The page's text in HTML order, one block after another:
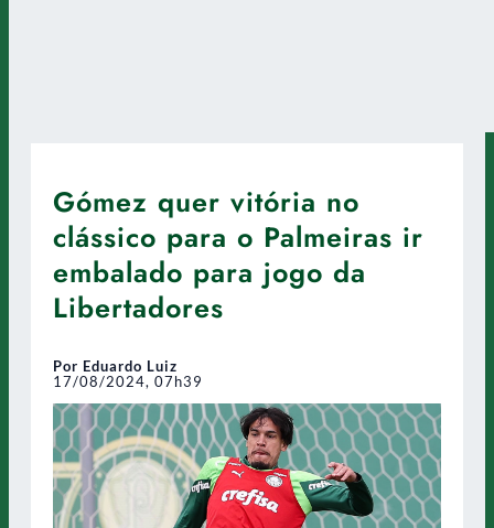
Gómez quer vitória no
clássico para o Palmeiras ir
embalado para jogo da
Libertadores
Por Eduardo Luiz
17/08/2024, 07h39